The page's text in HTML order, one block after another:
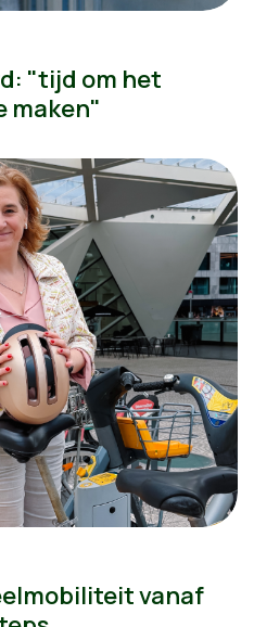
"tijd om het
maken"
vanaf